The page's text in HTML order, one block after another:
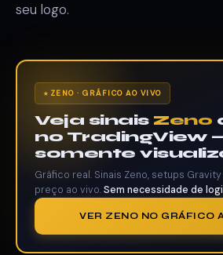
seu logo.
ZENO · GRÁFICO AO VIVO
Veja sinais Zeno
no TradingView
somente
Gráfico real. Sinais Zeno, setups
preço ao vivo.Sem necessidade de
VER ZENO NO GRÁFICO